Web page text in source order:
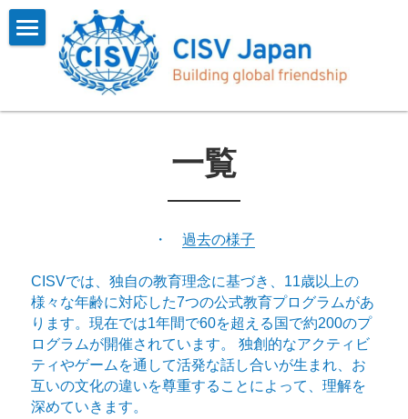
Home
CISV Journey
沿革
参加するには
会員用
お知らせ
フォーム
アーカイブス
検索
一覧
・ 過去の様子
CISVでは、独自の教育理念に基づき、11歳以上の
様々な年齢に対応した7つの公式教育プログラムがあ
ります。現在では1年間で60を超える国で約200のプ
ログラムが開催されています。 独創的なアクティビ
ティやゲームを通して活発な話し合いが生まれ、お
互いの文化の違いを尊重することによって、理解を
深めていきます。
ブログカテゴリー
すべてのカテゴリ